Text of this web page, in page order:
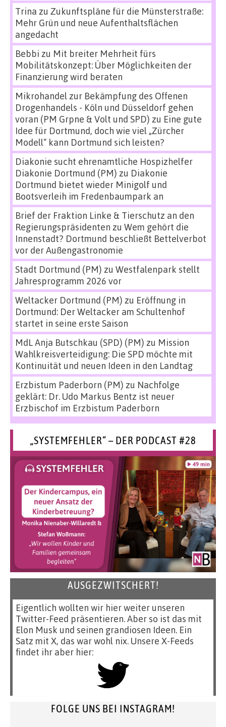
Trina zu Zukunftspläne für die Münsterstraße:
Mehr Grün und neue Aufenthaltsflächen
angedacht
Bebbi zu Mit breiter Mehrheit fürs
Mobilitätskonzept: Über Möglichkeiten der
Finanzierung wird beraten
Mikrohandel zur Bekämpfung des Offenen
Drogenhandels - Köln und Düsseldorf gehen
voran (PM Grpne & Volt und SPD) zu Eine gute
Idee für Dortmund, doch wie viel „Zürcher
Modell“ kann Dortmund sich leisten?
Diakonie sucht ehrenamtliche Hospizhelfer
Diakonie Dortmund (PM) zu Diakonie
Dortmund bietet wieder Minigolf und
Bootsverleih im Fredenbaumpark an
Brief der Fraktion Linke & Tierschutz an den
Regierungspräsidenten zu Wem gehört die
Innenstadt? Dortmund beschließt Bettelverbot
vor der Außengastronomie
Stadt Dortmund (PM) zu Westfalenpark stellt
Jahresprogramm 2026 vor
Weltacker Dortmund (PM) zu Eröffnung in
Dortmund: Der Weltacker am Schultenhof
startet in seine erste Saison
MdL Anja Butschkau (SPD) (PM) zu Mission
Wahlkreisverteidigung: Die SPD möchte mit
Kontinuität und neuen Ideen in den Landtag
Erzbistum Paderborn (PM) zu Nachfolge
geklärt: Dr. Udo Markus Bentz ist neuer
Erzbischof im Erzbistum Paderborn
„SYSTEMFEHLER“ – DER PODCAST #28
AUSGEZWITSCHERT!
Eigentlich wollten wir hier weiter unseren
Twitter-Feed präsentieren. Aber so ist das mit
Elon Musk und seinen grandiosen Ideen. Ein
Satz mit X, das war wohl nix. Unsere X-Feeds
findet ihr aber hier:
FOLGE UNS BEI INSTAGRAM!